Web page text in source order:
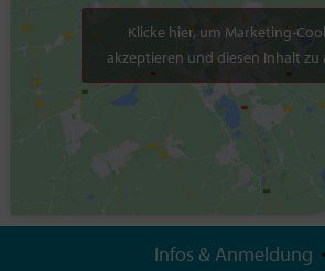
Klicke hier, um Marketing-
akzeptieren und diesen Inhalt zu
Infos & Anmeldung